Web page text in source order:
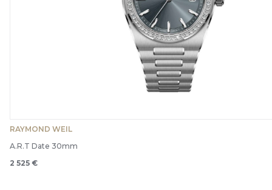
RAYMOND WEIL
A.R.T Date 30mm
2 525 €